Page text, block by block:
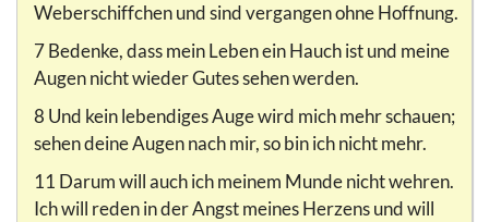
Weberschiffchen und sind vergangen ohne Hoffnung.
7 Bedenke, dass mein Leben ein Hauch ist und meine
Augen nicht wieder Gutes sehen werden.
8 Und kein lebendiges Auge wird mich mehr schauen;
sehen deine Augen nach mir, so bin ich nicht mehr.
11 Darum will auch ich meinem Munde nicht wehren.
Ich will reden in der Angst meines Herzens und will